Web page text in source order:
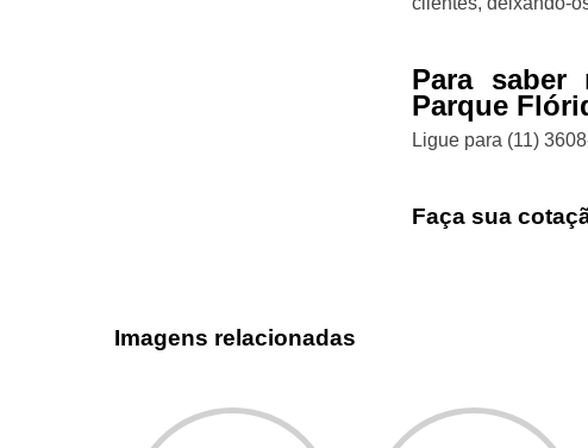
Para saber
Parque
Ligue para (11)
Faça sua
Imagens relacionadas